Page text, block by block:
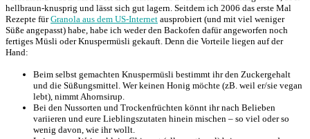
hellbraun-knusprig und lässt sich gut lagern. Seitdem ich 2006 das erste Mal
Rezepte fürGranola aus dem US-Internet ausprobiert (und mit viel weniger
Süße angepasst) habe, habe ich weder den Backofen dafür angeworfen noch
fertiges Müsli oder Knuspermüsli gekauft. Denn die Vorteile liegen auf der
Hand:
Beim selbst gemachten Knuspermüsli bestimmt ihr den Zuckergehalt
und die Süßungsmittel. Wer keinen Honig möchte (zB. weil er/sie vegan
lebt), nimmt Ahornsirup.
Bei den Nussorten und Trockenfrüchten könnt ihr nach Belieben
variieren und eure Lieblingszutaten hinein mischen – so viel oder so
wenig davon, wie ihr wollt.